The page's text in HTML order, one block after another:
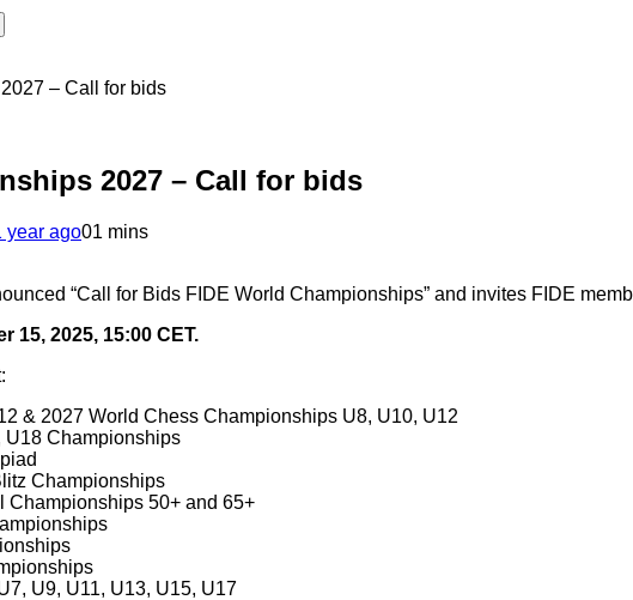
– Call for bids
2027 – Call for bids
year ago01 mins
“Call for Bids FIDE World Championships” and invites FIDE
15, 2025, 15:00 CET.
& 2027 World Chess Championships U8, U10, U12
U18 Championships
Championships
Championships 50+ and 65+
U9, U11, U13, U15, U17